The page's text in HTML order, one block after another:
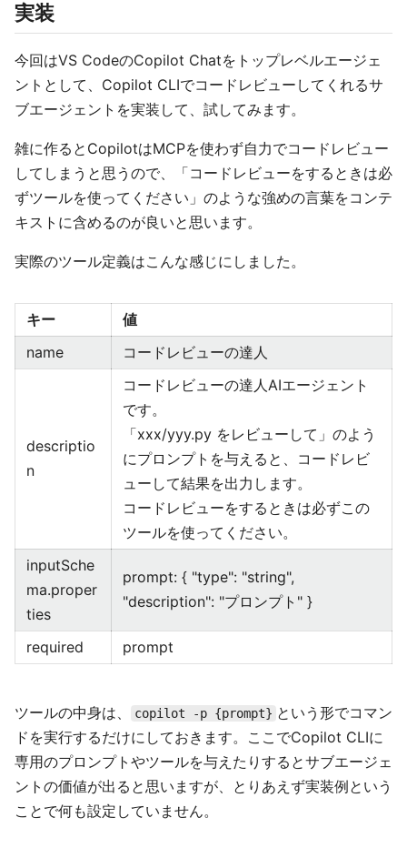
実装
今回はVS CodeのCopilot Chatをトップレベルエージェ
ントとして、Copilot CLIでコードレビューしてくれるサ
ブエージェントを実装して、試してみます。
雑に作るとCopilotはMCPを使わず自力でコードレビュー
してしまうと思うので、「コードレビューをするときは必
ずツールを使ってください」のような強めの言葉をコンテ
キストに含めるのが良いと思います。
実際のツール定義はこんな感じにしました。
キー
値
name
コードレビューの達人
descriptio
n
コードレビューの達人AIエージェント
です。
「xxx/yyy.py をレビューして」のよう
にプロンプトを与えると、コードレビ
ューして結果を出力します。
コードレビューをするときは必ずこの
ツールを使ってください。
inputSche
ma.proper
ties
prompt: { "type": "string",
"description": "プロンプト" }
required prompt
ツールの中身は、 copilot -p {prompt} という形でコマン
ドを実行するだけにしておきます。ここでCopilot CLIに
専用のプロンプトやツールを与えたりするとサブエージェ
ントの価値が出ると思いますが、とりあえず実装例という
ことで何も設定していません。